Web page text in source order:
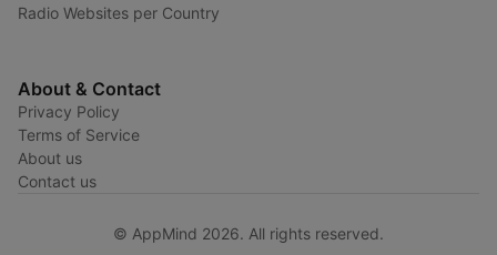
Radio Websites per Country
About & Contact
Privacy Policy
Terms of Service
About us
Contact us
© AppMind 2026. All rights reserved.